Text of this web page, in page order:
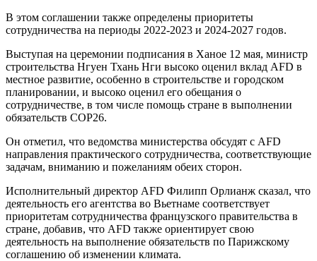
В этом соглашении также определены приоритеты
сотрудничества на периоды 2022-2023 и 2024-2027 годов.
Выступая на церемонии подписания в Ханое 12 мая, министр
строительства Нгуен Тхань Нги высоко оценил вклад AFD в
местное развитие, особенно в строительстве и городском
планировании, и высоко оценил его обещания о
сотрудничестве, в том числе помощь стране в выполнении
обязательств COP26.
Он отметил, что ведомства министерства обсудят с AFD
направления практического сотрудничества, соответствующие
задачам, вниманию и пожеланиям обеих сторон.
Исполнительный директор AFD Филипп Орлианж сказал, что
деятельность его агентства во Вьетнаме соответствует
приоритетам сотрудничества французского правительства в
стране, добавив, что AFD также ориентирует свою
деятельность на выполнение обязательств по Парижскому
соглашению об изменении климата.